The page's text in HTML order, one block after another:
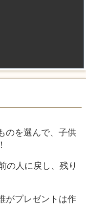
のを選んで、子供
の人に戻し、残り
がプレゼントは作